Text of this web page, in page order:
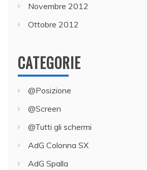
Novembre 2012
Ottobre 2012
CATEGORIE
@Posizione
@Screen
@Tutti gli schermi
AdG Colonna SX
AdG Spalla